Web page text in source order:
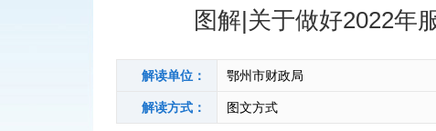
图解|关于做好2022年
解读单位： 鄂州市财政局
解读方式： 图文方式